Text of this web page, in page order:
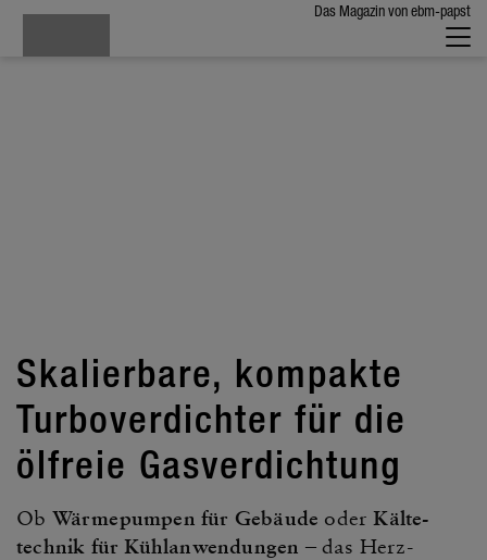
Das Magazin von ebm-papst
Skalier­bare, kompakte
Turbo­ver­dichter für die
ölfreie Gasver­dich­tung
Ob Wärme­pumpen für Gebäude oderKälte­
technik für Kühl­an­wen­dungen – das Herz­